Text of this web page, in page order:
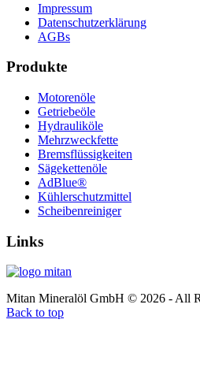
Impressum
Datenschutzerklärung
AGBs
Produkte
Motorenöle
Getriebeöle
Hydrauliköle
Mehrzweckfette
Bremsflüssigkeiten
Sägekettenöle
AdBlue®
Kühlerschutzmittel
Scheibenreiniger
Links
Mitan Mineralöl GmbH © 2026 - All
Back to top